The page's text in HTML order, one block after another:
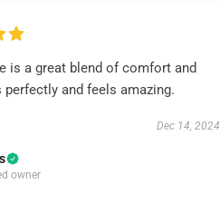
is a great blend of comfort and
and feels amazing.
Dec 14, 2024
owner